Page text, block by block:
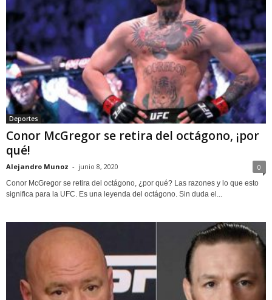
Deportes
Conor McGregor se retira del octágono, ¡por
qué!
Alejandro Munoz - junio 8, 2020 0
Conor McGregor se retira del octágono, ¿por qué? Las razones y lo que esto
significa para la UFC. Es una leyenda del octágono. Sin duda el...